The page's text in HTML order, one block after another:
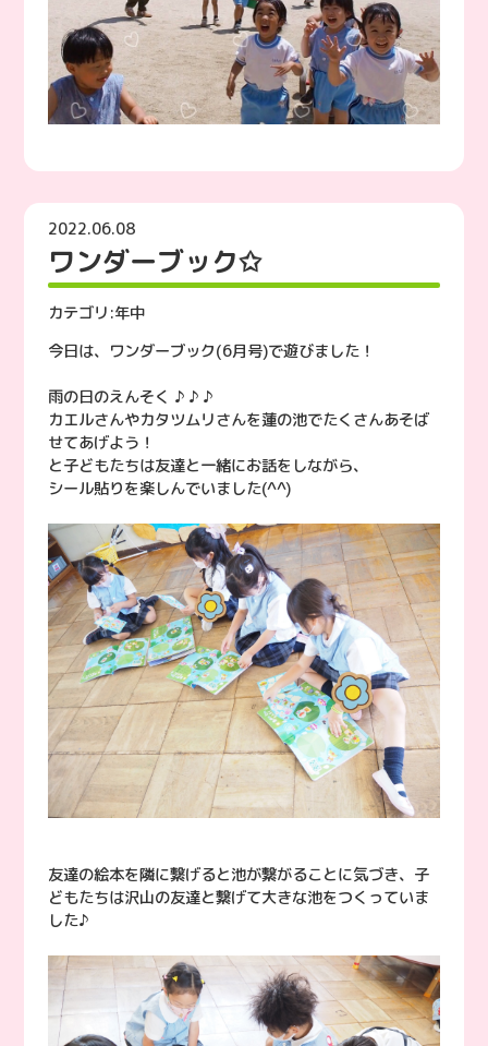
2022.06.08
ワンダーブック✩
カテゴリ:年中
今日は、ワンダーブック(6月号)で遊びました！
雨の日のえんそく ♪ ♪ ♪
カエルさんやカタツムリさんを蓮の池でたくさんあそば
せてあげよう！
と子どもたちは友達と一緒にお話をしながら、
シール貼りを楽しんでいました(^^)
友達の絵本を隣に繋げると池が繋がることに気づき、子
どもたちは沢山の友達と繋げて大きな池をつくっていま
した♪